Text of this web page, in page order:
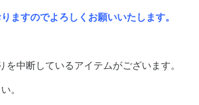
ますのでよろしくお願いいたします。
中断しているアイテムがございます。
。